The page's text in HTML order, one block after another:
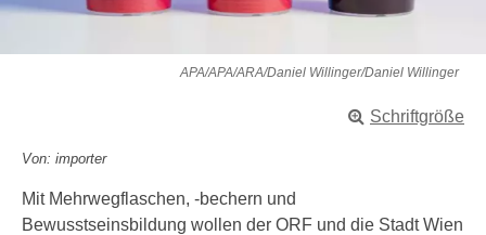
APA/APA/ARA/Daniel Willinger/Daniel Willinger
Schriftgröße
Von: importer
Mit Mehrwegflaschen, -bechern und
Bewusstseinsbildung wollen der ORF und die Stadt Wien